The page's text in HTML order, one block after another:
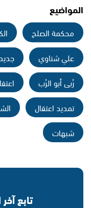
المواضيع
محكمة الصلح
علي شناوي
رُبى أبو الرُب
تمديد اعتقال
شبهات
تابع